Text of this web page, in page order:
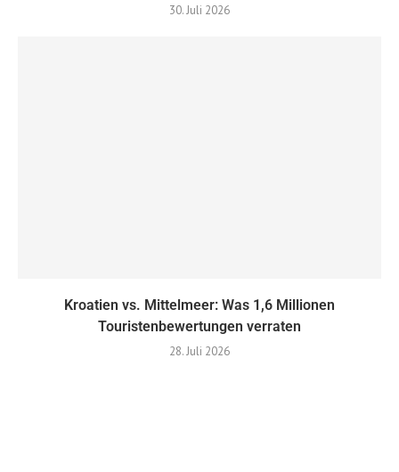
30. Juli 2026
Kroatien vs. Mittelmeer: ​​Was 1,6 Millionen
Touristenbewertungen verraten
28. Juli 2026